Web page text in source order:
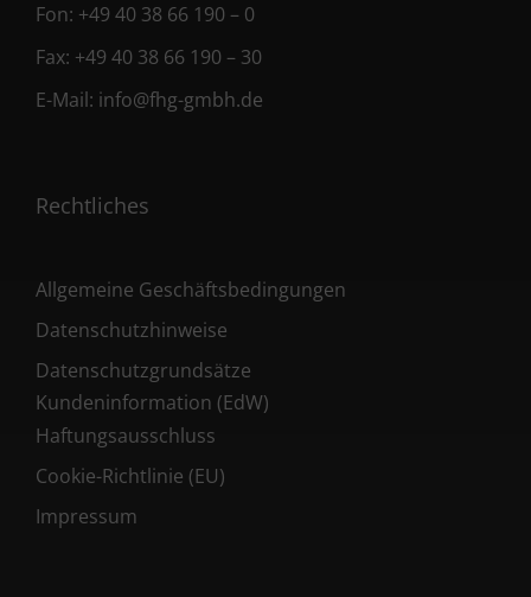
Fon: +49 40 38 66 190 – 0
Fax: +49 40 38 66 190 – 30
E-Mail: info@fhg-gmbh.de
Rechtliches
Allgemeine Geschäftsbedingungen
Datenschutzhinweise
Datenschutzgrundsätze
Kundeninformation (EdW)
Haftungsausschluss
Cookie-Richtlinie (EU)
Impressum